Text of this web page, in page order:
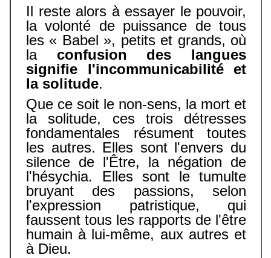
Il reste alors à essayer le pouvoir,
la volonté de puissance de tous
les « Babel », petits et grands, où
la confusion des langues
signifie l'incommunicabilité et
la solitude.
Que ce soit le non-sens, la mort et
la solitude, ces trois détresses
fondamentales résument toutes
les autres. Elles sont l'envers du
silence de l'Être, la négation de
l'hésychia. Elles sont le tumulte
bruyant des passions, selon
l'expression patristique, qui
faussent tous les rapports de l'être
humain à lui-même, aux autres et
à Dieu.